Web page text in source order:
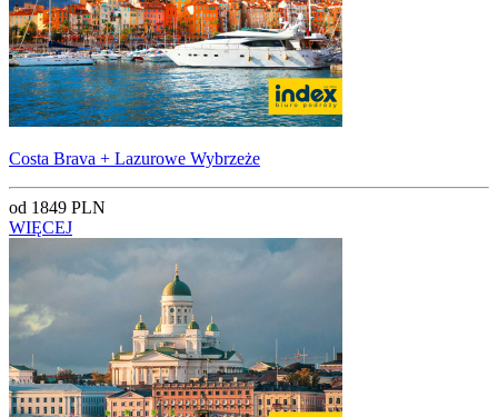
Costa Brava + Lazurowe Wybrzeże
od 1849 PLN
WIĘCEJ